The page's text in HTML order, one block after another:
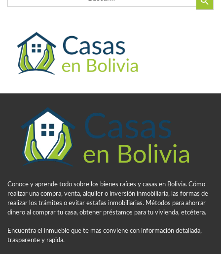
Conoce y aprende todo sobre los bienes raíces y casas en Bolivia. Cómo
realizar una compra, venta, alquiler o inversión inmobiliaria, las formas de
realizar los trámites o evitar estafas inmobiliarias. Métodos para ahorrar
dinero al comprar tu casa, obtener préstamos para tu vivienda, etcétera.
Encuentra el inmueble que te mas conviene con información detallada,
trasparente y rapida.